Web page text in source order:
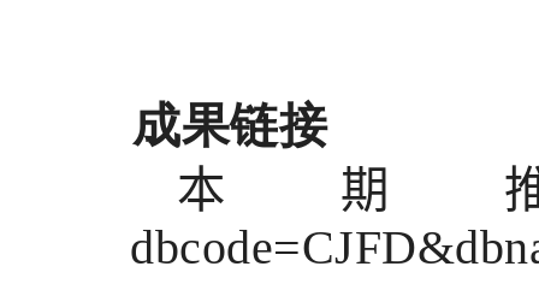
成果链接
本期